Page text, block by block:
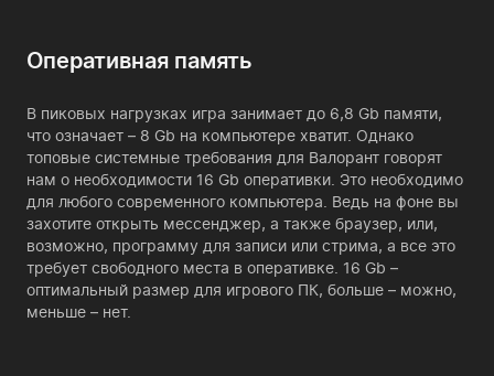
Оперативная память
В пиковых нагрузках игра занимает до 6,8 Gb памяти,
что означает – 8 Gb на компьютере хватит. Однако
топовые системные требования для Валорант говорят
нам о необходимости 16 Gb оперативки. Это необходимо
для любого современного компьютера. Ведь на фоне вы
захотите открыть мессенджер, а также браузер, или,
возможно, программу для записи или стрима, а все это
требует свободного места в оперативке. 16 Gb –
оптимальный размер для игрового ПК, больше – можно,
меньше – нет.